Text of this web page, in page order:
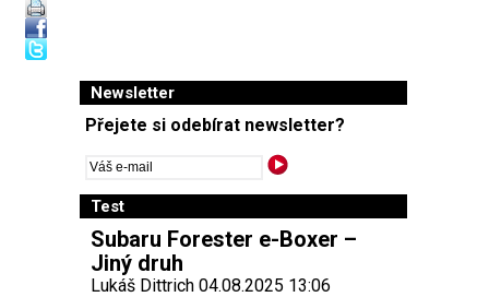
Newsletter
Přejete si odebírat newsletter?
Test
Subaru Forester e-Boxer –
Jiný druh
Lukáš Dittrich 04.08.2025 13:06